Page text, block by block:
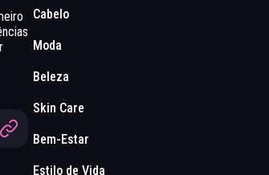
Cabelo
Moda
Beleza
Skin Care
Bem-Estar
Estilo de Vida